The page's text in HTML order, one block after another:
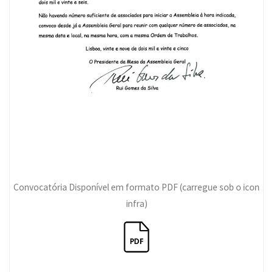
Convocatória Disponível em formato PDF (carregue sob o icon
infra)